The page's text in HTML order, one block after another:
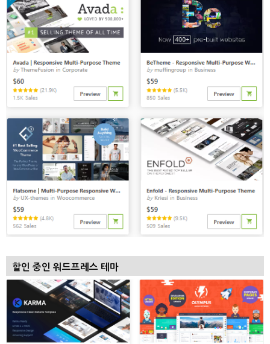
할인 중인 워드프레스 테마